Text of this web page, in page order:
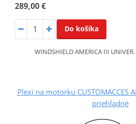
289,00 €
Do košíka
WINDSHIELD AMERICA III
Plexi na motorku CUSTOMACCES
priehľadné